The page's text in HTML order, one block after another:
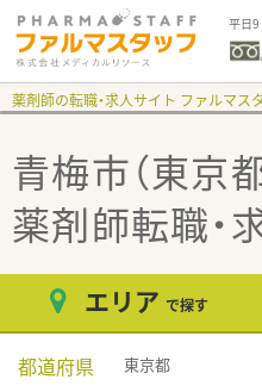
平日9
薬剤師の転職・求人サイト ファルマス
青梅市（東京
薬剤師転職・
エリア で探す
都道府県 東京都